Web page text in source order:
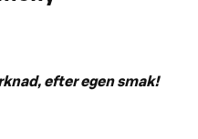
efter egen smak!